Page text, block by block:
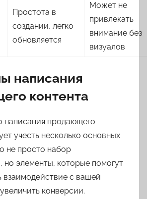
Простота в
создании, легко
обновляется
Может не
привлекать
внимание без
визуалов
написания
контента
написания продающего
учесть несколько основных
не просто набор
но элементы, которые помогут
с вашей
конверсии.